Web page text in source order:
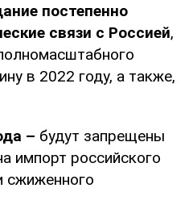
постепенно
связи с Россией,
в 2022 году, а также,
– будут запрещены
импорт российского
сжиженного